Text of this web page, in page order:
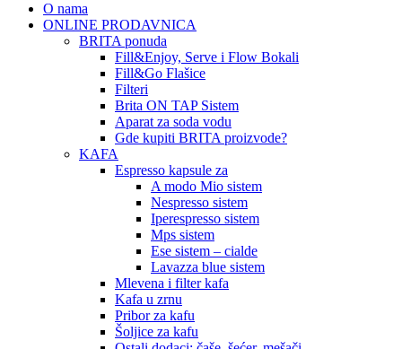
O nama
ONLINE PRODAVNICA
BRITA ponuda
Fill&Enjoy, Serve i Flow Bokali
Fill&Go Flašice
Filteri
Brita ON TAP Sistem
Aparat za soda vodu
Gde kupiti BRITA proizvode?
KAFA
Espresso kapsule za
A modo Mio sistem
Nespresso sistem
Iperespresso sistem
Mps sistem
Ese sistem – cialde
Lavazza blue sistem
Mlevena i filter kafa
Kafa u zrnu
Pribor za kafu
Šoljice za kafu